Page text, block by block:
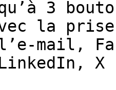
3
la prise
mail,
LinkedIn,